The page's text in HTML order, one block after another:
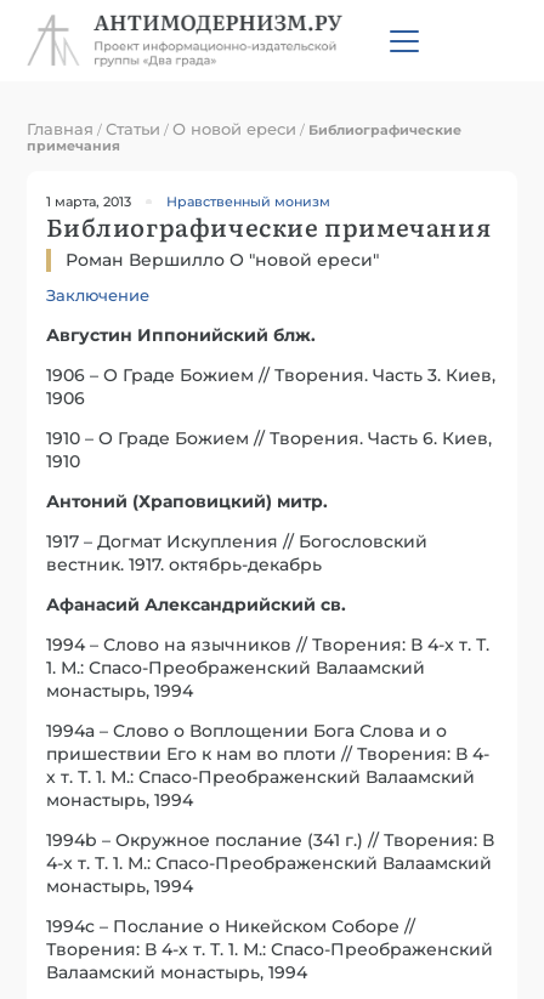
Главная /Статьи /О новой ереси / Библиографические
примечания
1 марта, 2013 Нравственный монизм
Библиографические примечания
Роман Вершилло О "новой ереси"
Заключение
Августин Иппонийский блж.
1906 – О Граде Божием // Творения. Часть 3. Киев,
1906
1910 – О Граде Божием // Творения. Часть 6. Киев,
1910
Антоний (Храповицкий) митр.
1917 – Догмат Искупления // Богословский
вестник. 1917. октябрь-декабрь
Афанасий Александрийский св.
1994 – Слово на язычников // Творения: В 4-х т. Т.
1. М.: Спасо-Преображенский Валаамский
монастырь, 1994
1994a – Слово о Воплощении Бога Слова и о
пришествии Его к нам во плоти // Творения: В 4-
х т. Т. 1. М.: Спасо-Преображенский Валаамский
монастырь, 1994
1994b – Окружное послание (341 г.) // Творения: В
4-х т. Т. 1. М.: Спасо-Преображенский Валаамский
монастырь, 1994
1994c – Послание о Никейском Соборе //
Творения: В 4-х т. Т. 1. М.: Спасо-Преображенский
Валаамский монастырь, 1994